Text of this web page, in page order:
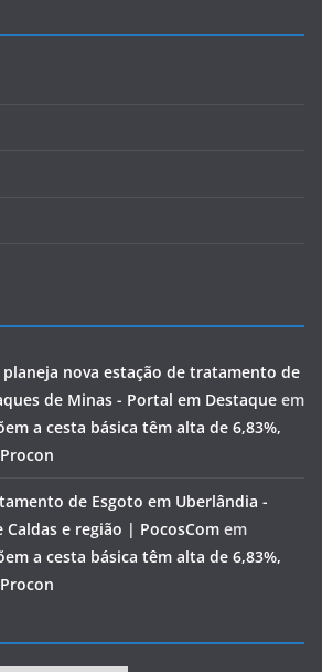
nova estação de tratamento de
de Minas - Portal em Destaque em
a cesta básica têm alta de 6,83%,
de Esgoto em Uberlândia -
Caldas e região | PocosCom em
a cesta básica têm alta de 6,83%,